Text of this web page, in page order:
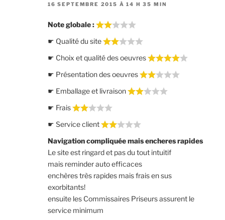
16 SEPTEMBRE 2015 À 14 H 35 MIN
Note globale :
☛ Qualité du site
☛ Choix et qualité des oeuvres
☛ Présentation des oeuvres
☛ Emballage et livraison
☛ Frais
☛ Service client
Navigation compliquée mais encheres rapides
Le site est ringard et pas du tout intuitif
mais reminder auto efficaces
enchères très rapides mais frais en sus
exorbitants!
ensuite les Commissaires Priseurs assurent le
service minimum